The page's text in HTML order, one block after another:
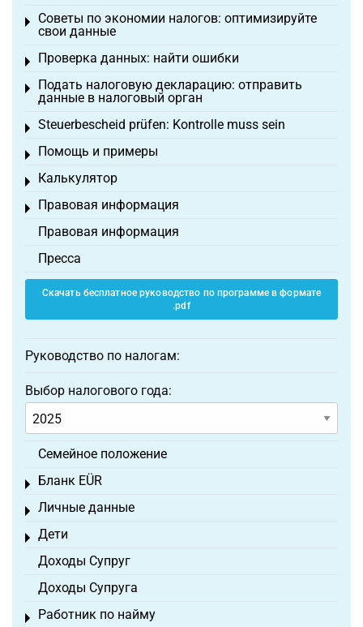
Советы по экономии налогов: оптимизируйте
свои данные
Toggle menu
Проверка данных: найти ошибки
Toggle menu
Подать налоговую декларацию: отправить
данные в налоговый орган
Toggle menu
Steuerbescheid prüfen: Kontrolle muss sein
Toggle menu
Помощь и примеры
Toggle menu
Калькулятор
Toggle menu
Правовая информация
Toggle menu
Правовая информация
Пресса
Скачать бесплатное руководство по программе в формате
.pdf
Руководство по налогам:
Выбор налогового года:
Семейное положение
Бланк EÜR
Toggle menu
Личные данные
Toggle menu
Дети
Toggle menu
Доходы Супруг
Доходы Супруга
Работник по найму
Toggle menu